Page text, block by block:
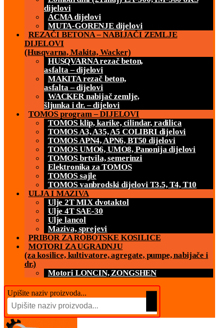
dijelovi
ACMA dijelovi
MUTA-GORENJE dijelovi
REZAČI BETONA – NABIJAČI ZEMLJE
DIJELOVI
(Husqvarna, Makita, Wacker)
HUSQVARNA rezač beton,
asfalta – dijelovi
MAKITA rezač beton,
asfalta – dijelovi
WACKER nabijač zemlje,
šljunka i dr. – dijelovi
TOMOS program – DIJELOVI
TOMOS klip, karike, cilindar, radilica
TOMOS A3, A35, A5 COLIBRI dijelovi
TOMOS APN4, APN6, BT50 dijelovi
TOMOS UMO6, UMO8, Panonija dijelovi
TOMOS brtvila, semerinzi
Elektronika za TOMOS
TOMOS sajle
TOMOS vanbrodski dijelovi T3.5, T4, T10
ULJA I MAZIVA
Ulje 2T MIX dvotaktol
Ulje 4T SAE-30
Ulje lancol
Maziva, sprejevi
PRIBOR ZA ROBOTSKE KOSILICE
MOTORI ZA UGRADNJU
(za kosilice, kultivatore, agregate, pumpe, nabijače i
dr.)
Motori LONCIN, ZONGSHEN
Upišite naziv proizvoda...